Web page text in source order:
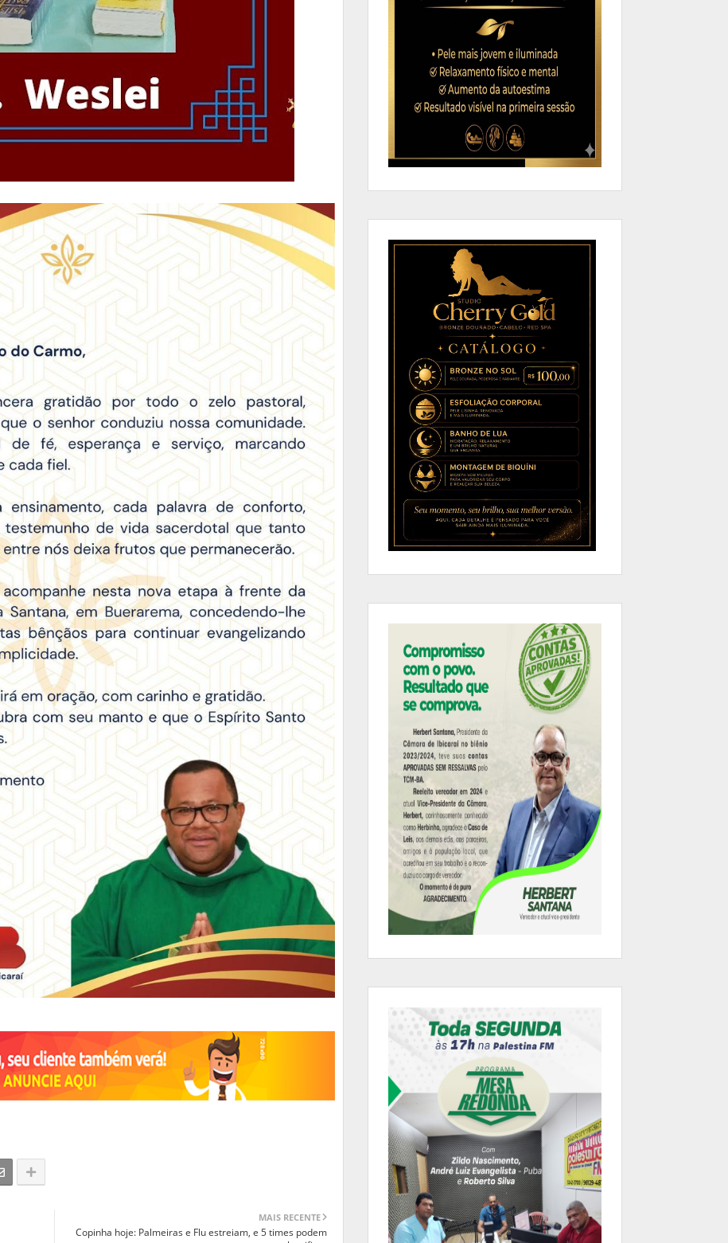
MAIS RECENTE
Copinha hoje: Palmeiras e Flu estreiam, e 5 times podem